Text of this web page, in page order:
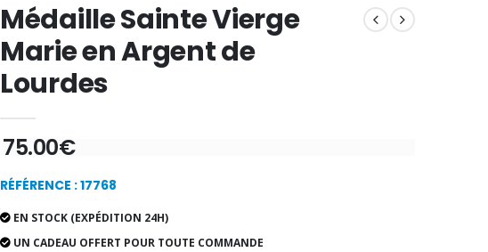
Médaille Sainte Vierge
Marie en Argent de
Lourdes
75.00€
RÉFÉRENCE : 17768
EN STOCK (EXPÉDITION 24H)
UN CADEAU OFFERT POUR TOUTE COMMANDE